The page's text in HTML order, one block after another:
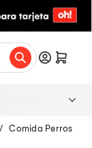
Comida Perros